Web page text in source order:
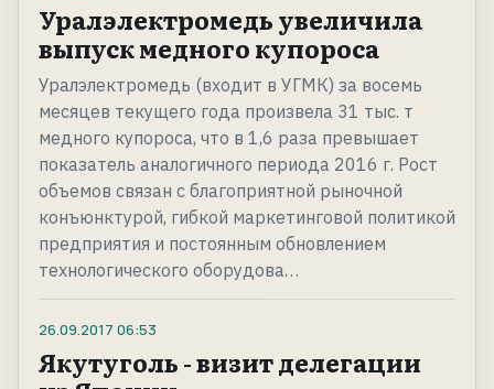
Уралэлектромедь увеличила
выпуск медного купороса
Уралэлектромедь (входит в УГМК) за восемь
месяцев текущего года произвела 31 тыс. т
медного купороса, что в 1,6 раза превышает
показатель аналогичного периода 2016 г. Рост
объемов связан с благоприятной рыночной
конъюнктурой, гибкой маркетинговой политикой
предприятия и постоянным обновлением
технологического оборудова…
26.09.2017 06:53
Якутуголь - визит делегации